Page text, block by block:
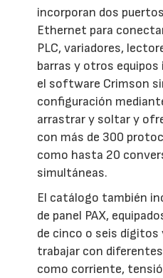
incorporan dos
Ethernet para
PLC, variadores,
barras y otros equipos
el software Crimson
configuración
arrastrar y soltar y
con más de 300
como hasta 20
simultáneas.
El catálogo también
de panel PAX,
de cinco o seis dígitos
trabajar con
como corriente,